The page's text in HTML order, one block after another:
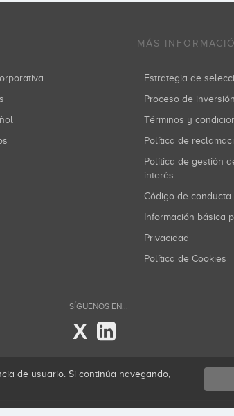
MÁS
Estrategia de
Proceso de inversión
Términos y
Política de
Política de gestión de conflictos de
interés
Código de conducta
Información básica
Privacidad
Política de Cookies
SÍGUENOS EN...
X
de usuario. Si continúa navegando,